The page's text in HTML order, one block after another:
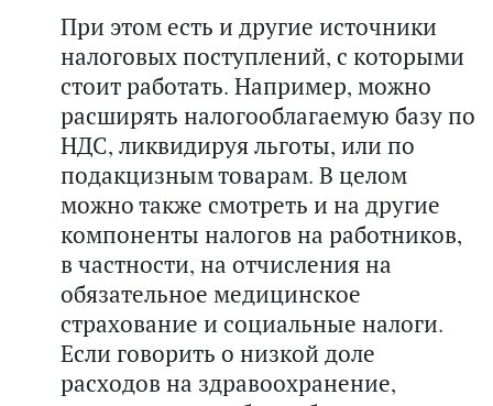
При этом есть и другие источники
налоговых поступлений, с которыми
стоит работать. Например, можно
расширять налогооблагаемую базу по
НДС, ликвидируя льготы, или по
подакцизным товарам. В целом
можно также смотреть и на другие
компоненты налогов на работников,
в частности, на отчисления на
обязательное медицинское
страхование и социальные налоги.
Если говорить о низкой доле
расходов на здравоохранение,